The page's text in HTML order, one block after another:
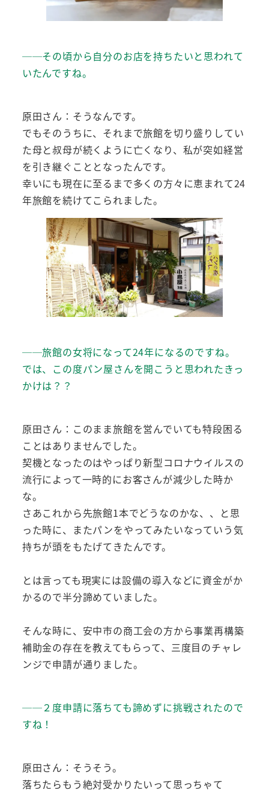
──その頃から自分のお店を持ちたいと思われて
いたんですね。
原田さん：そうなんです。
でもそのうちに、それまで旅館を切り盛りしてい
た母と叔母が続くように亡くなり、私が突如経営
を引き継ぐこととなったんです。
幸いにも現在に至るまで多くの方々に恵まれて24
年旅館を続けてこられました。
──旅館の女将になって24年になるのですね。
では、この度パン屋さんを開こうと思われたきっ
かけは？？
原田さん：このまま旅館を営んでいても特段困る
ことはありませんでした。
契機となったのはやっぱり新型コロナウイルスの
流行によって一時的にお客さんが減少した時か
な。
さあこれから先旅館1本でどうなのかな、、と思
った時に、またパンをやってみたいなっていう気
持ちが頭をもたげてきたんです。
とは言っても現実には設備の導入などに資金がか
かるので半分諦めていました。
そんな時に、安中市の商工会の方から事業再構築
補助金の存在を教えてもらって、三度目のチャレ
ンジで申請が通りました。
──２度申請に落ちても諦めずに挑戦されたので
すね！
原田さん：そうそう。
落ちたらもう絶対受かりたいって思っちゃて